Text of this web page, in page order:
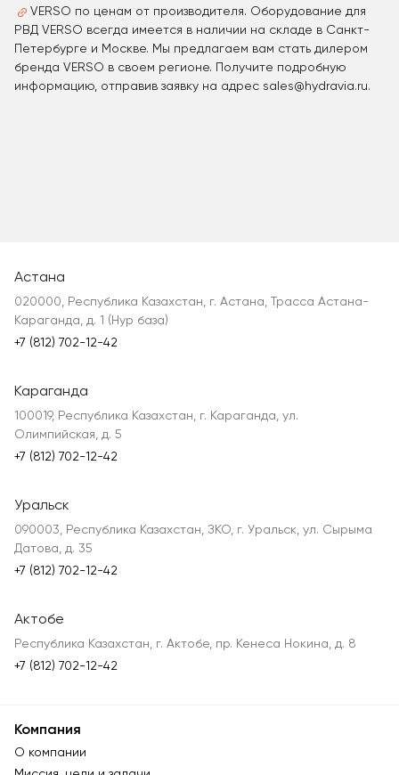
VERSO по ценам от производителя. Оборудование для
РВД VERSO всегда имеется в наличии на складе в Санкт-
Петербурге и Москве. Мы предлагаем вам стать дилером
бренда VERSO в своем регионе. Получите подробную
информацию, отправив заявку на адрес sales@hydravia.ru.
Астана
020000, Республика Казахстан, г. Астана, Трасса Астана-
Караганда, д. 1 (Нур база)
+7 (812) 702-12-42
Караганда
100019, Республика Казахстан, г. Караганда, ул.
Олимпийская, д. 5
+7 (812) 702-12-42
Уральск
090003, Республика Казахстан, ЗКО, г. Уральск, ул. Сырыма
Датова, д. 35
+7 (812) 702-12-42
Актобе
Республика Казахстан, г. Актобе, пр. Кенеса Нокина, д. 8
+7 (812) 702-12-42
Компания
О компании